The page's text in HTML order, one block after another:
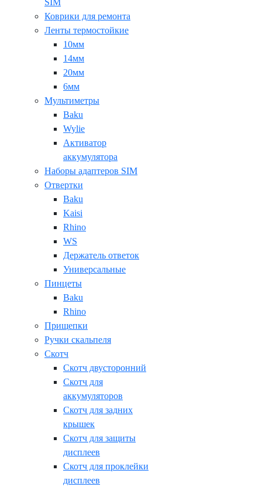
SIM
Коврики для ремонта
Ленты термостойкие
10мм
14мм
20мм
6мм
Мультиметры
Baku
Wylie
Активатор
аккумулятора
Наборы адаптеров SIM
Отвертки
Baku
Kaisi
Rhino
WS
Держатель ответок
Универсальные
Пинцеты
Baku
Rhino
Прищепки
Ручки скальпеля
Скотч
Скотч двусторонний
Скотч для
аккумуляторов
Скотч для задних
крышек
Скотч для защиты
дисплеев
Скотч для проклейки
дисплеев